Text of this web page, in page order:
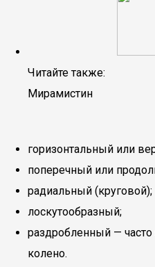
Читайте также:
Мирамистин
горизонтальный или
поперечный или
радиальный (круговой);
лоскутообразный;
раздробленный —
колено.